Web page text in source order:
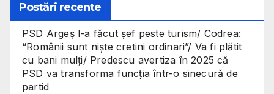
Postări recente
PSD Argeș l-a făcut șef peste turism/ Codrea:
“Românii sunt niște cretini ordinari”/ Va fi plătit
cu bani mulți/ Predescu avertiza în 2025 că
PSD va transforma funcția într-o sinecură de
partid